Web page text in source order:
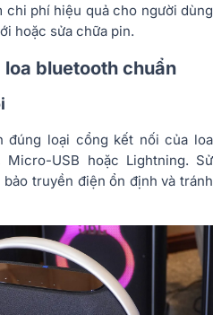
phí hiệu quả cho người dùng
hoặc sửa chữa pin.
bluetooth chuẩn
đúng loại cổng kết nối của loa
USB hoặc Lightning. Sử
truyền điện ổn định và tránh